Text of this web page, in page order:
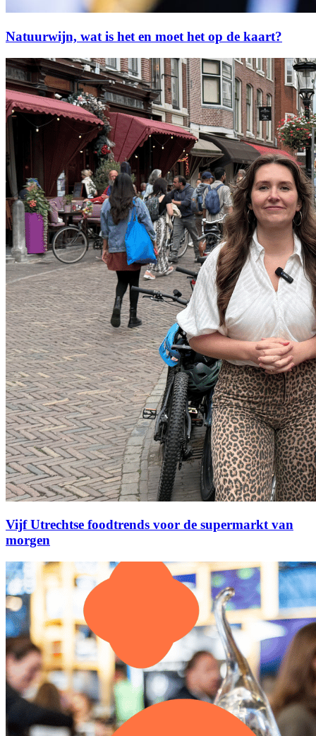
Natuurwijn, wat is het en moet het op de kaart?
Vijf Utrechtse foodtrends voor de supermarkt van
morgen